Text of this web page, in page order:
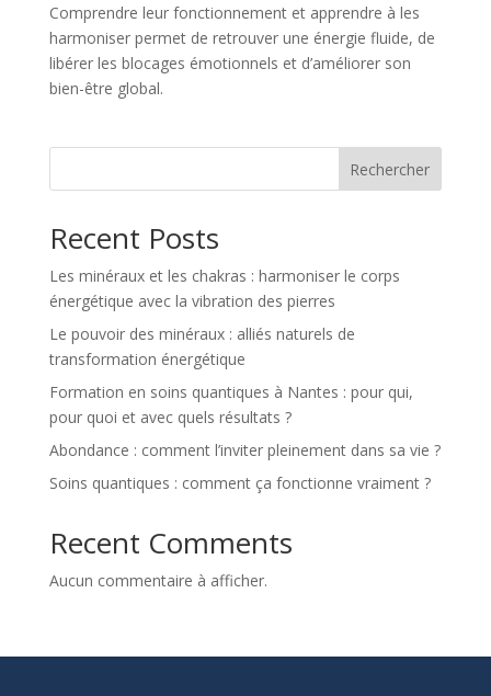
Comprendre leur fonctionnement et apprendre à les
harmoniser permet de retrouver une énergie fluide, de
libérer les blocages émotionnels et d’améliorer son
bien-être global.
Rechercher
Recent Posts
Les minéraux et les chakras : harmoniser le corps
énergétique avec la vibration des pierres
Le pouvoir des minéraux : alliés naturels de
transformation énergétique
Formation en soins quantiques à Nantes : pour qui,
pour quoi et avec quels résultats ?
Abondance : comment l’inviter pleinement dans sa vie ?
Soins quantiques : comment ça fonctionne vraiment ?
Recent Comments
Aucun commentaire à afficher.